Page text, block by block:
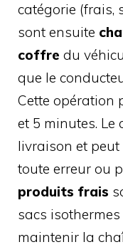
catégorie (frais,
sont ensuite
coffre du
que le
Cette opération
et 5 minutes. Le
livraison et
toute erreur ou
produits frais
sacs
maintenir la